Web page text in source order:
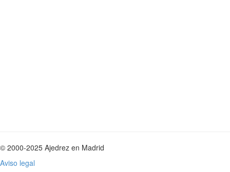
© 2000-2025 Ajedrez en Madrid
Aviso legal